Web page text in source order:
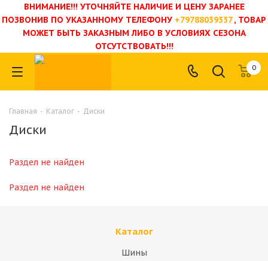
ВНИМАНИЕ!!! УТОЧНЯЙТЕ НАЛИЧИЕ И ЦЕНУ ЗАРАНЕЕ
ПОЗВОНИВ ПО УКАЗАННОМУ ТЕЛЕФОНУ +79788039337, ТОВАР
МОЖЕТ БЫТЬ ЗАКАЗНЫМ ЛИБО В УСЛОВИЯХ СЕЗОНА
ОТСУТСТВОВАТЬ!!!
0
Главная - Каталог - Диски
Диски
Раздел не найден
Раздел не найден
Каталог
Шины